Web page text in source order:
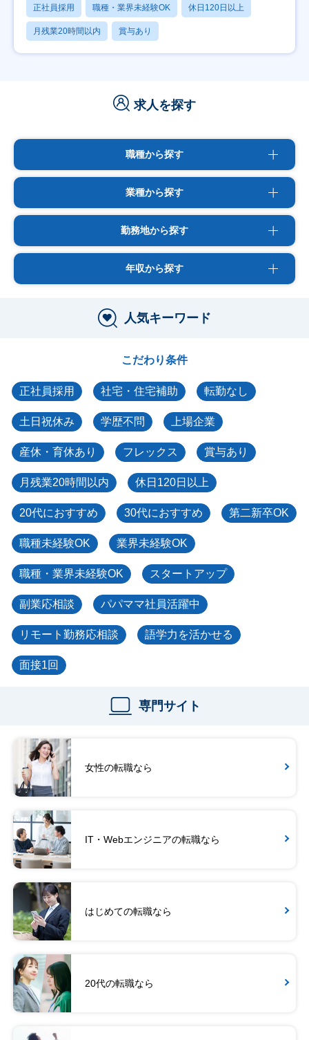
正社員採用 職種・業界未経験OK 休日120日以上
月残業20時間以内 賞与あり
求人を探す
職種から探す
業種から探す
勤務地から探す
年収から探す
人気キーワード
こだわり条件
正社員採用 社宅・住宅補助 転勤なし
土日祝休み 学歴不問 上場企業
産休・育休あり フレックス 賞与あり
月残業20時間以内 休日120日以上
20代におすすめ 30代におすすめ 第二新卒OK
職種未経験OK 業界未経験OK
職種・業界未経験OK スタートアップ
副業応相談 パパママ社員活躍中
リモート勤務応相談 語学力を活かせる
面接1回
専門サイト
女性の転職なら
IT・Webエンジニアの転職なら
はじめての転職なら
20代の転職なら